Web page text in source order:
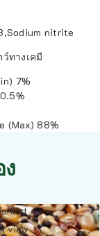
nitrite
ทางเคมี
7%
(Max) 88%
view